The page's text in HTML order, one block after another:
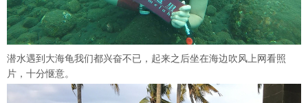
潜水遇到大海龟我们都兴奋不已，起来之后坐在海边吹风上网看照
片，十分惬意。